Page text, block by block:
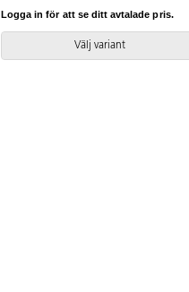
på mitten för att spara plats vid
Logga in för att se ditt avtalade pris.
Välj variant